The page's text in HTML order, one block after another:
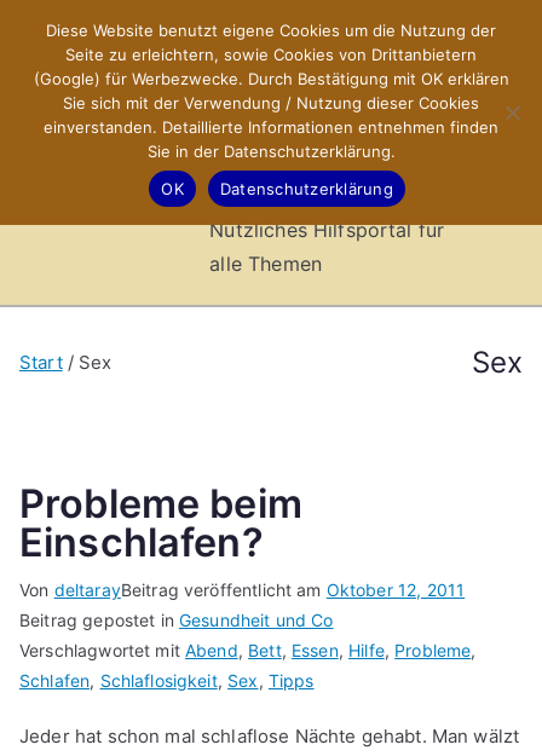
springen
X-Sites.de
–
Hilfsportal
Nützliches Hilfsportal für
alle Themen
Sex
Start Sex
Probleme beim
Einschlafen?
Von deltarayBeitrag veröffentlicht am Oktober 12, 2011
Beitrag gepostet inGesundheit und Co
Verschlagwortet mitAbend, Bett, Essen, Hilfe, Probleme,
Schlafen, Schlaflosigkeit, Sex, Tipps
Jeder hat schon mal schlaflose Nächte gehabt. Man wälzt
Diese Website benutzt eigene Cookies um die Nutzung der
Seite zu erleichtern, sowie Cookies von Drittanbietern
(Google) für Werbezwecke. Durch Bestätigung mit OK erklären
Sie sich mit der Verwendung / Nutzung dieser Cookies
einverstanden. Detaillierte Informationen entnehmen finden
Sie in der Datenschutzerklärung.
OK
Datenschutzerklärung